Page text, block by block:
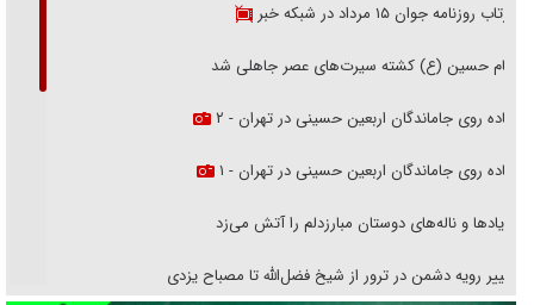
بازتاب روزنامه جوان ۱۵ مرداد در شبکه خبر
امام حسین (ع) کشته سیرت‌های عصر جاهلی شد
پیاده روی جاماندگان اربعین حسینی در تهران - ۲
پیاده روی جاماندگان اربعین حسینی در تهران - ۱
فریاد‌ها و ناله‌های دوستان مبارزدلم را آتش می‌زد
تغییر رویه دشمن در ترور از شیخ فضل‌الله تا مصباح یزدی